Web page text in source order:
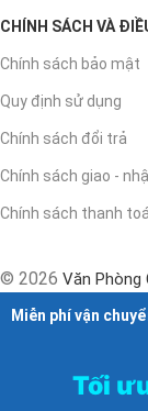
CHÍNH SÁCH VÀ
Chính sách bảo mật
Quy định sử dụng
Chính sách đổi trả
Chính sách giao -
Chính sách thanh
© 2026 Văn Phòng
Miễn phí vận
Tối